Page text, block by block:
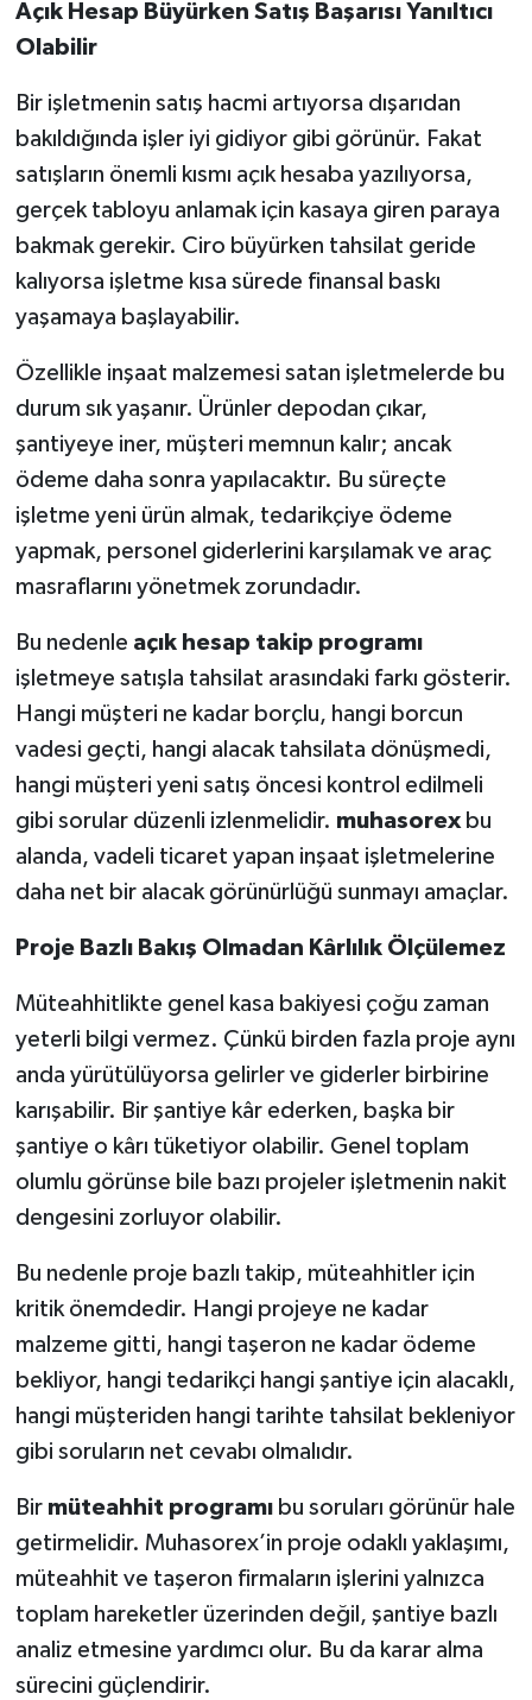
Açık Hesap Büyürken Satış Başarısı Yanıltıcı
Olabilir
Bir işletmenin satış hacmi artıyorsa dışarıdan
bakıldığında işler iyi gidiyor gibi görünür. Fakat
satışların önemli kısmı açık hesaba yazılıyorsa,
gerçek tabloyu anlamak için kasaya giren paraya
bakmak gerekir. Ciro büyürken tahsilat geride
kalıyorsa işletme kısa sürede finansal baskı
yaşamaya başlayabilir.
Özellikle inşaat malzemesi satan işletmelerde bu
durum sık yaşanır. Ürünler depodan çıkar,
şantiyeye iner, müşteri memnun kalır; ancak
ödeme daha sonra yapılacaktır. Bu süreçte
işletme yeni ürün almak, tedarikçiye ödeme
yapmak, personel giderlerini karşılamak ve araç
masraflarını yönetmek zorundadır.
Bu nedenle açık hesap takip programı
işletmeye satışla tahsilat arasındaki farkı gösterir.
Hangi müşteri ne kadar borçlu, hangi borcun
vadesi geçti, hangi alacak tahsilata dönüşmedi,
hangi müşteri yeni satış öncesi kontrol edilmeli
gibi sorular düzenli izlenmelidir. muhasorexbu
alanda, vadeli ticaret yapan inşaat işletmelerine
daha net bir alacak görünürlüğü sunmayı amaçlar.
Proje Bazlı Bakış Olmadan Kârlılık Ölçülemez
Müteahhitlikte genel kasa bakiyesi çoğu zaman
yeterli bilgi vermez. Çünkü birden fazla proje aynı
anda yürütülüyorsa gelirler ve giderler birbirine
karışabilir. Bir şantiye kâr ederken, başka bir
şantiye o kârı tüketiyor olabilir. Genel toplam
olumlu görünse bile bazı projeler işletmenin nakit
dengesini zorluyor olabilir.
Bu nedenle proje bazlı takip, müteahhitler için
kritik önemdedir. Hangi projeye ne kadar
malzeme gitti, hangi taşeron ne kadar ödeme
bekliyor, hangi tedarikçi hangi şantiye için alacaklı,
hangi müşteriden hangi tarihte tahsilat bekleniyor
gibi soruların net cevabı olmalıdır.
Bir müteahhit programıbu soruları görünür hale
getirmelidir. Muhasorex’in proje odaklı yaklaşımı,
müteahhit ve taşeron firmaların işlerini yalnızca
toplam hareketler üzerinden değil, şantiye bazlı
analiz etmesine yardımcı olur. Bu da karar alma
sürecini güçlendirir.